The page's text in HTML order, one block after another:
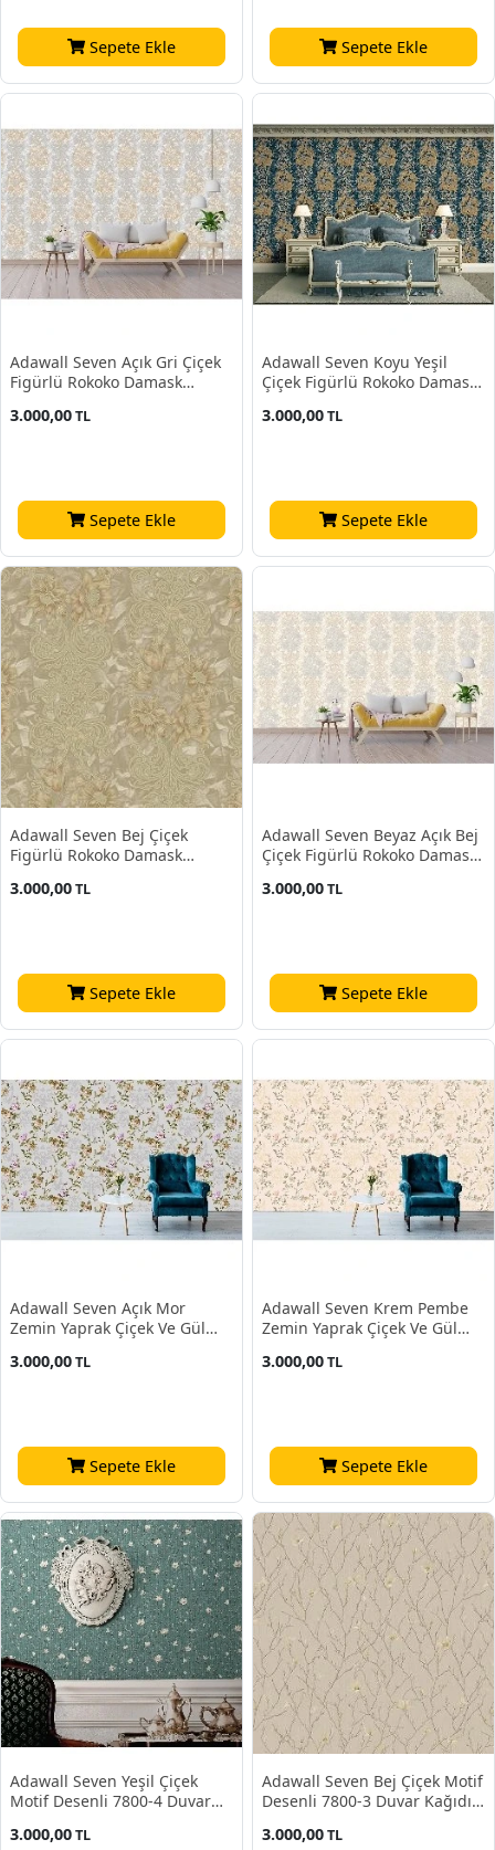
Sepete Ekle Sepete Ekle
Adawall Seven Açık Gri Çiçek
Figürlü Rokoko Damask
16.50 M²
3.000,00TL
Sepete Ekle
Adawall Seven Koyu Yeşil
Çiçek Figürlü Rokoko Damask
16.50 M²
3.000,00TL
Sepete Ekle
Adawall Seven Bej Çiçek
Figürlü Rokoko Damask
16.50 M²
3.000,00TL
Sepete Ekle
Adawall Seven Beyaz Açık Bej
Çiçek Figürlü Rokoko Damask
16.50 M²
3.000,00TL
Sepete Ekle
Adawall Seven Açık Mor
Zemin Yaprak Çiçek Ve Gül
16.50 M²
3.000,00TL
Sepete Ekle
Adawall Seven Krem Pembe
Zemin Yaprak Çiçek Ve Gül
16.50 M²
3.000,00TL
Sepete Ekle
Adawall Seven Yeşil Çiçek
Motif Desenli 7800-4 Duvar
3.000,00TL
Adawall Seven Bej Çiçek Motif
Desenli 7800-3 Duvar Kağıdı
3.000,00TL